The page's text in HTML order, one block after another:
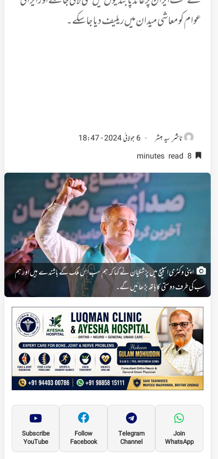
عوام کو معاشی میدان میں ریلیف دیا جاسکے۔
ناشرسید مبشر
6 جولائی 2024 - 18:47
اپنی وکٹری اسپیچ میں پزشکیان نے کہا کہ ہم سب اس ملک کے باشندے ہیں اور ہم
سب کی طرف دوستی کا ہاتھ بڑھائیں گے۔
Join
WhatsApp
Telegram
Channel
Follow
Facebook
Subscribe
YouTube